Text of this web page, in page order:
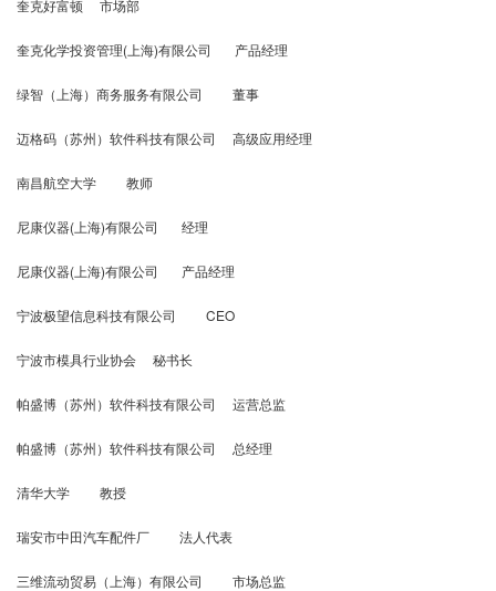
奎克好富顿 市场部
奎克化学投资管理(上海)有限公司 产品经理
绿智（上海）商务服务有限公司 董事
迈格码（苏州）软件科技有限公司 高级应用经理
南昌航空大学 教师
尼康仪器(上海)有限公司 经理
尼康仪器(上海)有限公司 产品经理
宁波极望信息科技有限公司 CEO
宁波市模具行业协会 秘书长
帕盛博（苏州）软件科技有限公司 运营总监
帕盛博（苏州）软件科技有限公司 总经理
清华大学 教授
瑞安市中田汽车配件厂 法人代表
三维流动贸易（上海）有限公司 市场总监